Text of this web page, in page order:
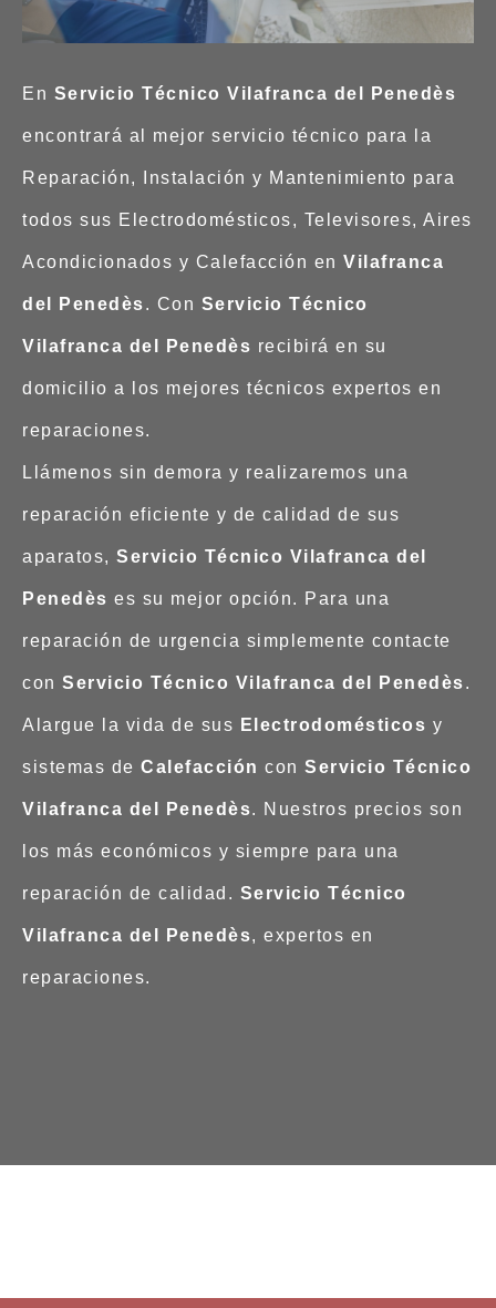
En Servicio Técnico Vilafranca del Penedès
encontrará al mejor servicio técnico para la
Reparación, Instalación y Mantenimiento para
todos sus Electrodomésticos, Televisores, Aires
Acondicionados y Calefacción en Vilafranca
del Penedès. Con Servicio Técnico
Vilafranca del Penedès recibirá en su
domicilio a los mejores técnicos expertos en
reparaciones.
Llámenos sin demora y realizaremos una
reparación eficiente y de calidad de sus
aparatos, Servicio Técnico Vilafranca del
Penedès es su mejor opción. Para una
reparación de urgencia simplemente contacte
con Servicio Técnico Vilafranca del Penedès.
Alargue la vida de sus Electrodomésticos y
sistemas de Calefacción con Servicio Técnico
Vilafranca del Penedès. Nuestros precios son
los más económicos y siempre para una
reparación de calidad. Servicio Técnico
Vilafranca del Penedès, expertos en
reparaciones.